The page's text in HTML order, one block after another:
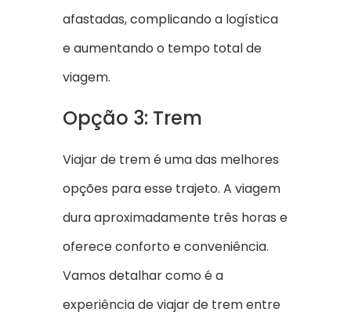
afastadas, complicando a logística
e aumentando o tempo total de
viagem.
Opção 3: Trem
Viajar de trem é uma das melhores
opções para esse trajeto. A viagem
dura aproximadamente três horas e
oferece conforto e conveniência.
Vamos detalhar como é a
experiência de viajar de trem entre